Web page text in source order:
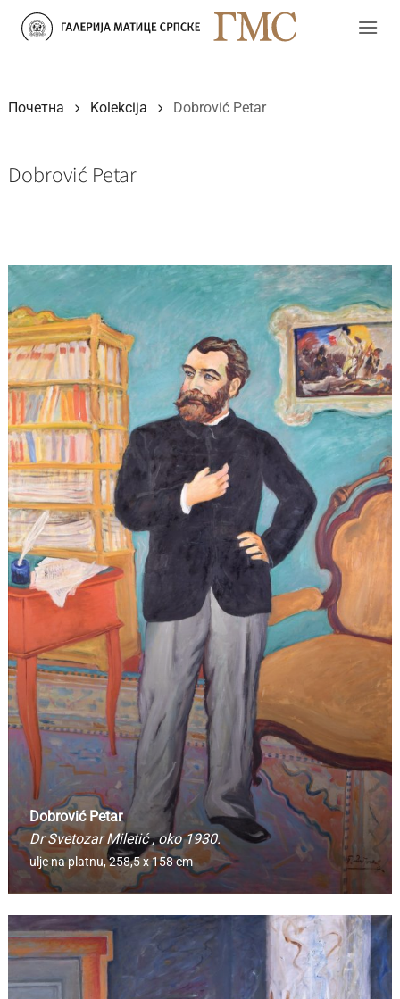
Прескочи
Почетна Kolekcija Dobrović Petar
Dobrović Petar
Dobrović Petar
Dr Svetozar Miletić, oko 1930.
ulje na platnu,258,5 x 158 cm